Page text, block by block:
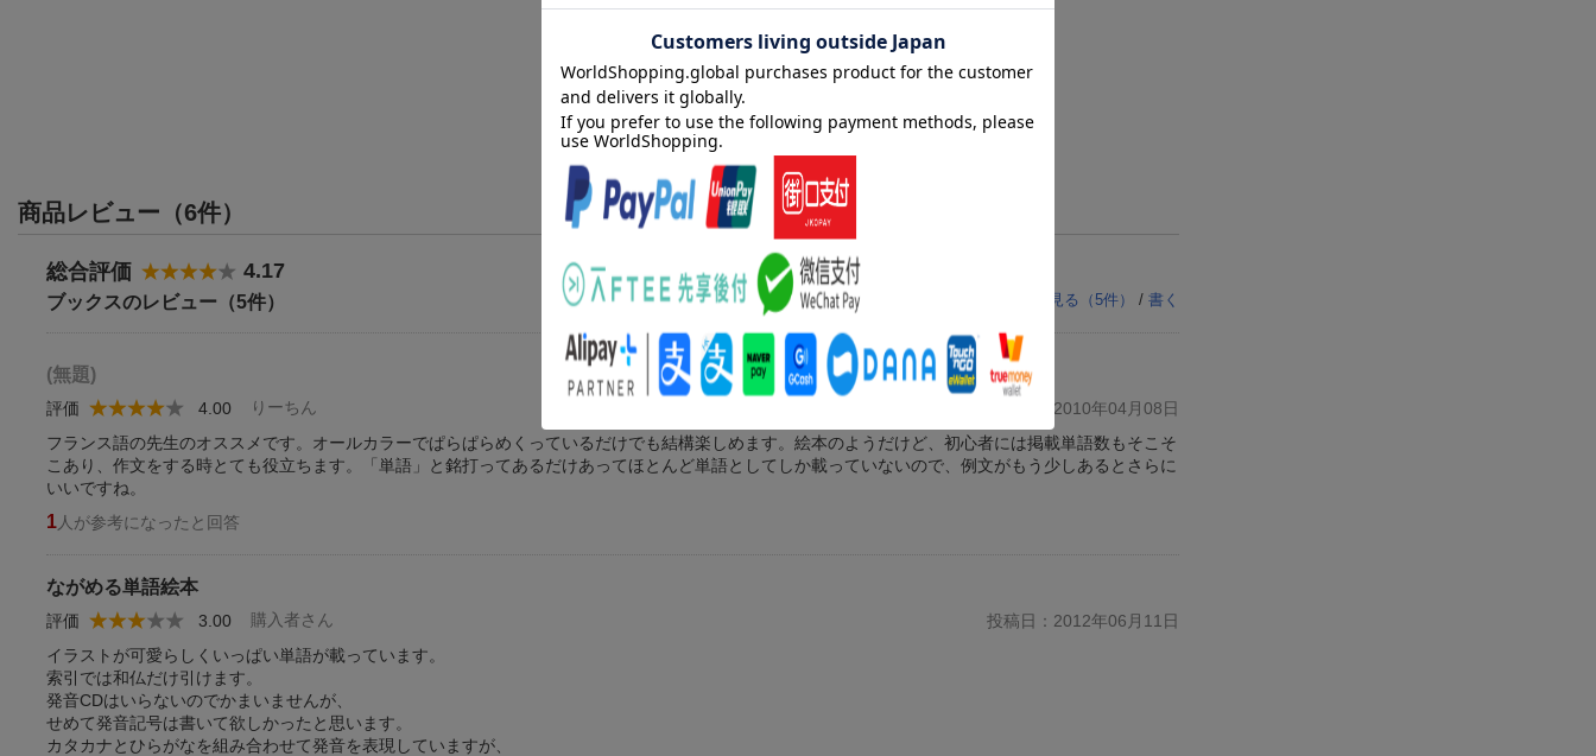
商品レビュー（6件）
総合評価 4.17
ブックスのレビュー（5件） レビューを見る（5件） / 書く
(無題)
りーちん
評価 4.00
投稿日：2010年04月08日
フランス語の先生のオススメです。オールカラーでぱらぱらめくっているだけでも結構楽しめます。絵本のようだけど、初心者には掲載単語数もそこそ
こあり、作文をする時とても役立ちます。「単語」と銘打ってあるだけあってほとんど単語としてしか載っていないので、例文がもう少しあるとさらに
いいですね。
1 人が参考になったと回答
ながめる単語絵本
購入者さん
評価 3.00
投稿日：2012年06月11日
イラストが可愛らしくいっぱい単語が載っています。
索引では和仏だけ引けます。
発音CDはいらないのでかまいませんが、
せめて発音記号は書いて欲しかったと思います。
カタカナとひらがなを組み合わせて発音を表現していますが、